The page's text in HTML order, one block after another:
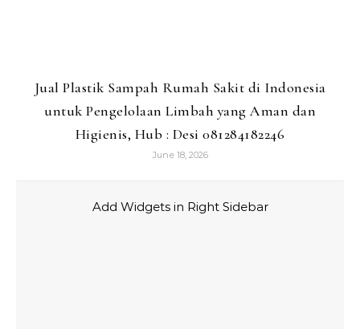
Jual Plastik Sampah Rumah Sakit di Indonesia
untuk Pengelolaan Limbah yang Aman dan
Higienis, Hub : Desi 081284182246
June 18, 2026
Add Widgets in Right Sidebar